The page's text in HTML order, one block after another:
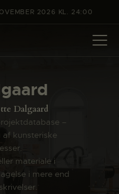
2026 KL. 24:00
Dalgaard
–
kunsteriske
materiale i
i mere end